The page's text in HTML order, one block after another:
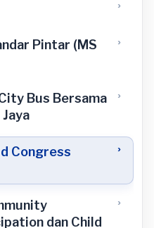
Pintar (MS
Bus Bersama
Congress
dan Child